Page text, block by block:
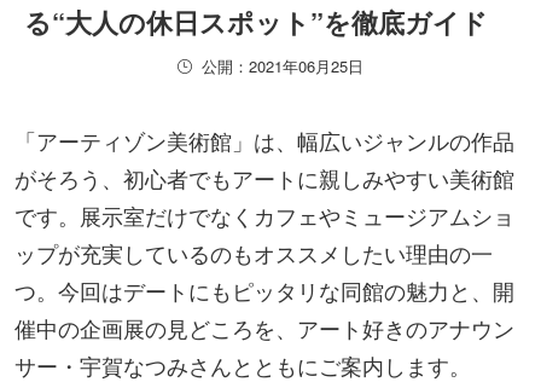
る“大人の休日スポット”を徹底ガイド
公開：2021年06月25日
「アーティゾン美術館」は、幅広いジャンルの作品
がそろう、初心者でもアートに親しみやすい美術館
です。展示室だけでなくカフェやミュージアムショ
ップが充実しているのもオススメしたい理由の一
つ。今回はデートにもピッタリな同館の魅力と、開
催中の企画展の見どころを、アート好きのアナウン
サー・宇賀なつみさんとともにご案内します。